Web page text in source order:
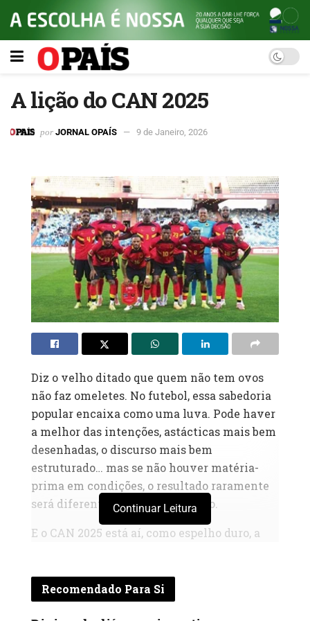
A lição do CAN 2025
por JORNAL OPAÍS 9 de Janeiro, 2026
Diz o velho ditado que quem não tem ovos
não faz omeletes. No futebol, essa sabedoria
popular encaixa como uma luva. Pode haver
a melhor das intenções, astácticas mais bem
desenhadas, o discurso mais bem
estruturado… mas se não houver matéria-
prima em condições, o resultado raramente
será diferente do que temos visto.
E o CAN 2025 está aí, como espelho duro, a
jogos das selecções mais cotadas do
continente, Marrocos, Nigéria, Argélia,
Continuar Leitura
Recomendado Para Si